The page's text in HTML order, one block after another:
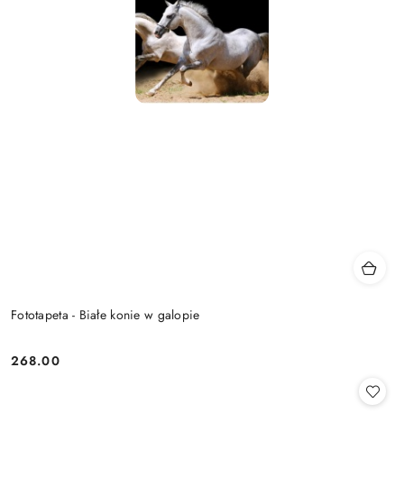
Fototapeta - Białe konie w galopie
Cena:
268.00